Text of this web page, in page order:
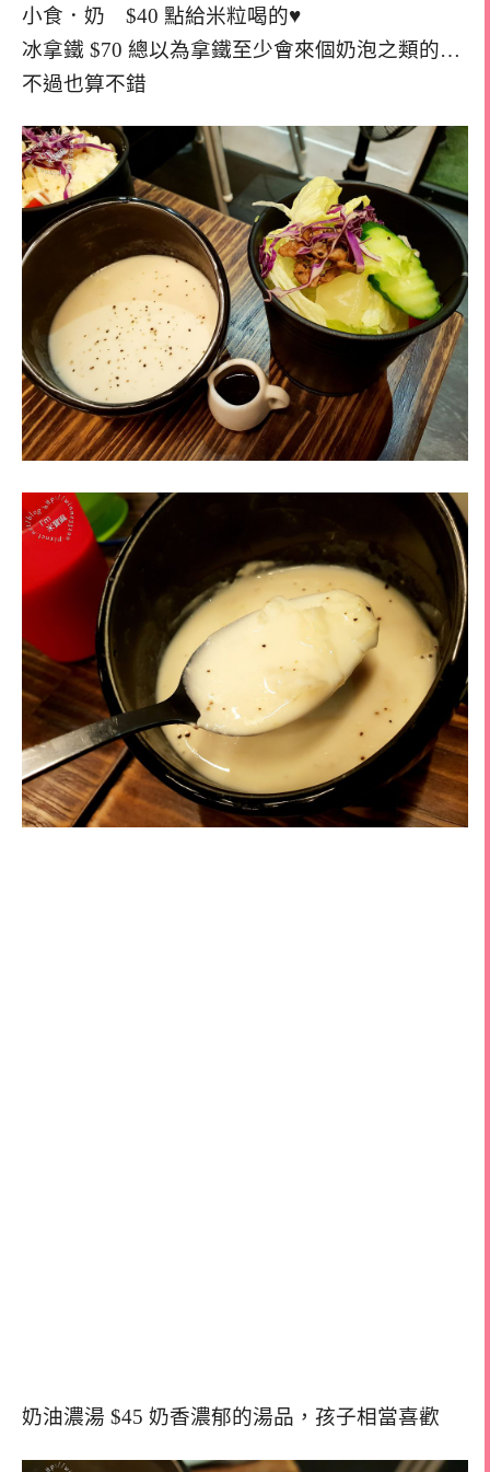
小食．奶 $40 點給米粒喝的♥
冰拿鐵 $70 總以為拿鐵至少會來個奶泡之類的…
不過也算不錯
奶油濃湯 $45 奶香濃郁的湯品，孩子相當喜歡